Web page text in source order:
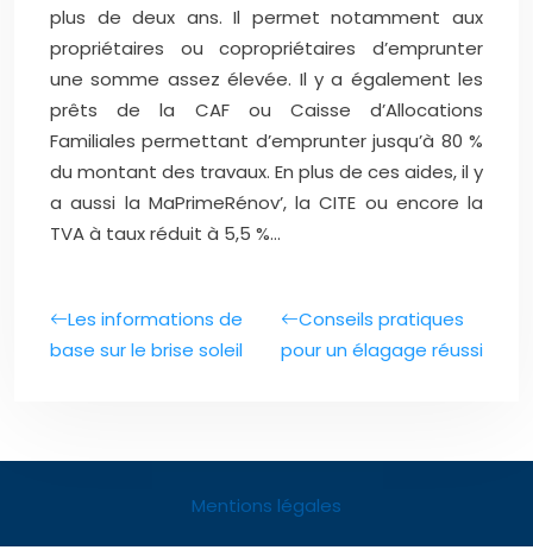
plus de deux ans. Il permet notamment aux
propriétaires ou copropriétaires d’emprunter
une somme assez élevée. Il y a également les
prêts de la CAF ou Caisse d’Allocations
Familiales permettant d’emprunter jusqu’à 80 %
du montant des travaux. En plus de ces aides, il y
a aussi la MaPrimeRénov’, la CITE ou encore la
TVA à taux réduit à 5,5 %…
Les informations de
base sur le brise soleil
Conseils pratiques
pour un élagage réussi
Mentions légales